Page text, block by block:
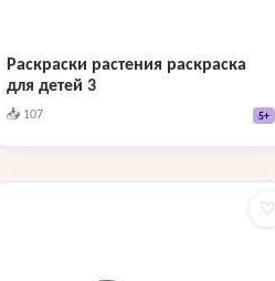
Раскраски растения раскраска
для детей 3
📥 107 5+
♡